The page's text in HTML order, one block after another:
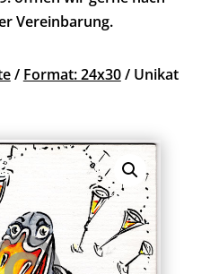
Vereinbarung.
/ Format: 24x30/ Unikat